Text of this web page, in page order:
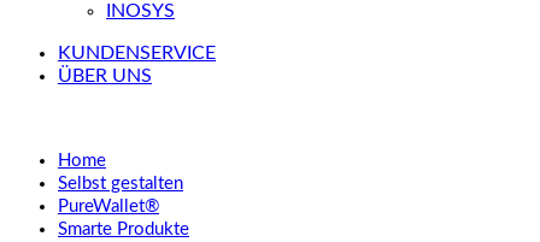
INOSYS
KUNDENSERVICE
ÜBER UNS
Home
Selbst gestalten
PureWallet®
Smarte Produkte